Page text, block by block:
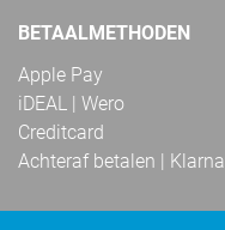
BETAALMETHODEN
Apple Pay
iDEAL | Wero
Creditcard
Achteraf betalen | Klarna